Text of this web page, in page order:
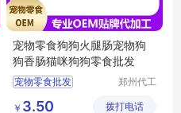
宠物零食狗狗火腿肠宠物狗
狗香肠猫咪狗狗零食批发
宠物零食批发
宠物零食招商
郑州代工
技有限公
￥ 3.50 拨打电话